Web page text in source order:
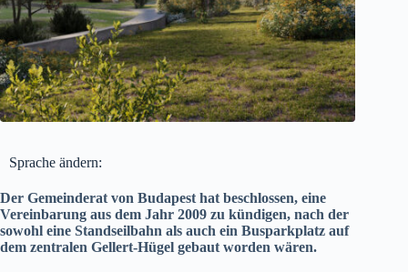
Sprache ändern:
Der Gemeinderat von Budapest hat beschlossen, eine
Vereinbarung aus dem Jahr 2009 zu kündigen, nach der
sowohl eine Standseilbahn als auch ein Busparkplatz auf
dem zentralen Gellert-Hügel gebaut worden wären.